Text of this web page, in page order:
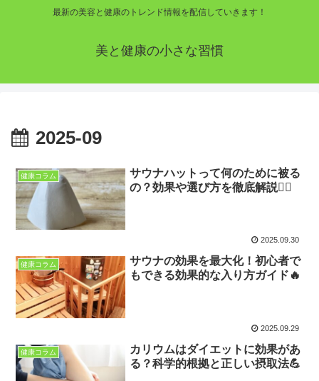
最新の美容と健康のトレンド情報を配信していきます！
美と健康の小さな習慣
2025-09
健康コラム
サウナハットって何のために被る
の？効果や選び方を徹底解説🧖‍♂️
2025.09.30
健康コラム
サウナの効果を最大化！初心者で
もできる効果的な入り方ガイド🔥
2025.09.29
健康コラム
カリウムはダイエットに効果があ
る？科学的根拠と正しい摂取法💪